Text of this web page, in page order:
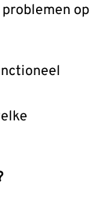
op